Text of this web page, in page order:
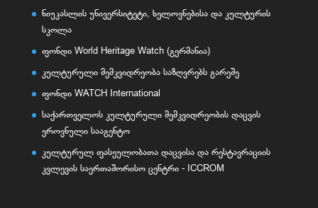
ნიუკასლის უნივერსიტეტი, ხელოვნებისა და კულტურის
სკოლა
ფონდი World Heritage Watch (გერმანია)
კულტურული მემკვიდრეობა საზღვრებს გარეშე
ფონდი WATCH International
საქართველოს კულტურული მემკვიდრეობის დაცვის
ეროვნული სააგენტო
კულტურულ ფასეულობათა დაცვისა და რესტავრაციის
კვლევის საერთაშორისო ცენტრი - ICCROM